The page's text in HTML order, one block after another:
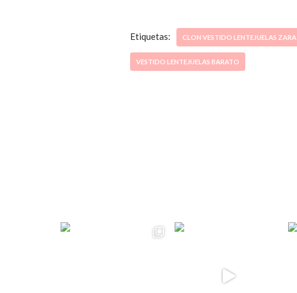
Etiquetas: CLON VESTIDO LENTEJUELAS ZARA
VESTIDO LENTEJUELAS BARATO